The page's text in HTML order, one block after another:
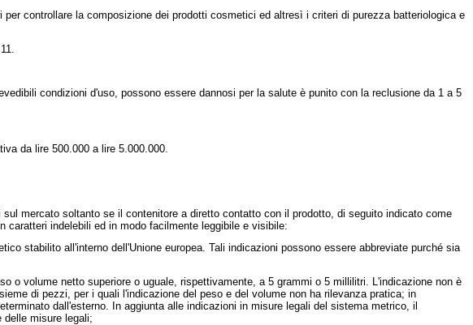
controllare la composizione dei prodotti cosmetici ed altresì i criteri di purezza batteriologica e
condizioni d'uso, possono essere dannosi per la salute è punito con la reclusione da 1 a 5
da lire 500.000 a lire 5.000.000.
mercato soltanto se il contenitore a diretto contatto con il prodotto, di seguito indicato come
caratteri indelebili ed in modo facilmente leggibile e visibile:
stabilito all'interno dell'Unione europea. Tali indicazioni possono essere abbreviate purché sia
volume netto superiore o uguale, rispettivamente, a 5 grammi o 5 millilitri. L'indicazione non è
di pezzi, per i quali l'indicazione del peso e del volume non ha rilevanza pratica; in
dall'esterno. In aggiunta alle indicazioni in misure legali del sistema metrico, il
delle misure legali;